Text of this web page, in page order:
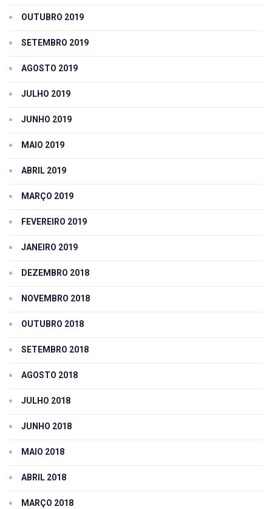
OUTUBRO 2019
SETEMBRO 2019
AGOSTO 2019
JULHO 2019
JUNHO 2019
MAIO 2019
ABRIL 2019
MARÇO 2019
FEVEREIRO 2019
JANEIRO 2019
DEZEMBRO 2018
NOVEMBRO 2018
OUTUBRO 2018
SETEMBRO 2018
AGOSTO 2018
JULHO 2018
JUNHO 2018
MAIO 2018
ABRIL 2018
MARÇO 2018